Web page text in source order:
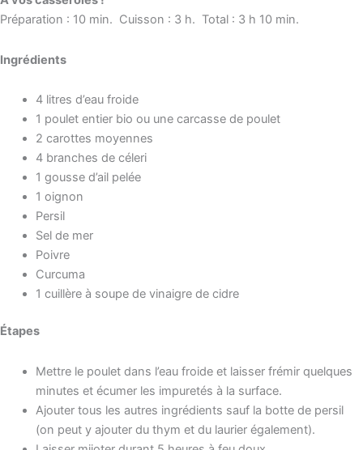
Préparation : 10 min. Cuisson : 3 h. Total : 3 h 10 min.
Ingrédients
4 litres d’eau froide
1 poulet entier bio ou une carcasse de poulet
2 carottes moyennes
4 branches de céleri
1 gousse d’ail pelée
1 oignon
Persil
Sel de mer
Poivre
Curcuma
1 cuillère à soupe de vinaigre de cidre
Étapes
Mettre le poulet dans l’eau froide et laisser frémir quelques
minutes et écumer les impuretés à la surface.
Ajouter tous les autres ingrédients sauf la botte de persil
(on peut y ajouter du thym et du laurier également).